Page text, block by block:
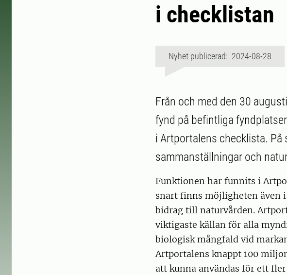
i checklistan
Nyhet publicerad: 2024-08-28
Från och med den 30
fynd på befintliga
i Artportalens checklista.
sammanställningar och
Funktionen har funnits i
snart finns möjligheten även
bidrag till naturvården.
viktigaste källan för alla
biologisk mångfald vid
Artportalens knappt 100
att kunna användas för ett